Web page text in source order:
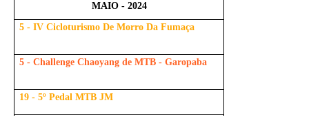
MAIO - 2024
5 - IV Cicloturismo De Morro Da Fumaça
5 - Challenge Chaoyang de MTB - Garopaba
19 - 5º Pedal MTB JM